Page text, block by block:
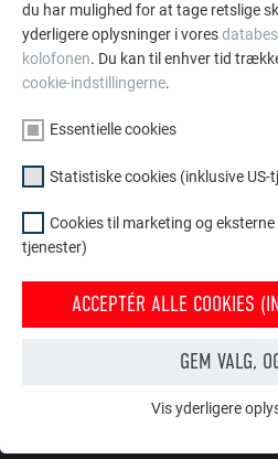
Bly +
Ubeskyttet stål
Kobber
Beton, tør +
Beton, ikke
afbundet
du har mulighed for at tage retslige
yderligere oplysninger i vores
kolofonen. Du kan til enhver tid
cookie-indstillingerne.
Essentielle cookies
Statistiske cookies (inklusive US-
Cookies til marketing og eksterne
tjenester)
ACCEPTÉR ALLE COOKIES
GEM VALG,
ESSENTIELLE COOKIESVis yderligere